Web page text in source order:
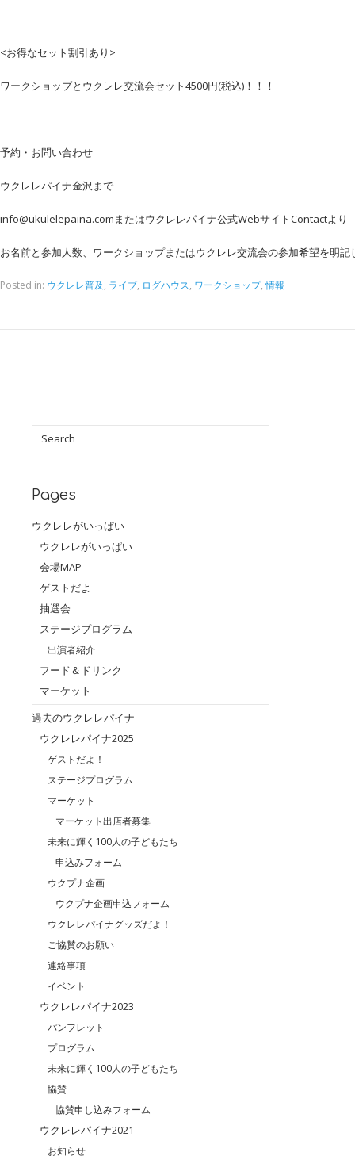
<お得なセット割引あり>
ワークショップとウクレレ交流会セット4500円(税込)！！！
予約・お問い合わせ
ウクレレパイナ金沢まで
info@ukulelepaina.comまたはウクレレパイナ公式WebサイトContactより
お名前と参加人数、ワークショップまたはウクレレ交流会の参加希望を明記
Posted in: ウクレレ普及, ライブ, ログハウス, ワークショップ,情報
Pages
ウクレレがいっぱい
ウクレレがいっぱい
会場MAP
ゲストだよ
抽選会
ステージプログラム
出演者紹介
フード＆ドリンク
マーケット
過去のウクレレパイナ
ウクレレパイナ2025
ゲストだよ！
ステージプログラム
マーケット
マーケット出店者募集
未来に輝く100人の子どもたち
申込みフォーム
ウクプナ企画
ウクプナ企画申込フォーム
ウクレレパイナグッズだよ！
ご協賛のお願い
連絡事項
イベント
ウクレレパイナ2023
パンフレット
プログラム
未来に輝く100人の子どもたち
協賛
協賛申し込みフォーム
ウクレレパイナ2021
お知らせ